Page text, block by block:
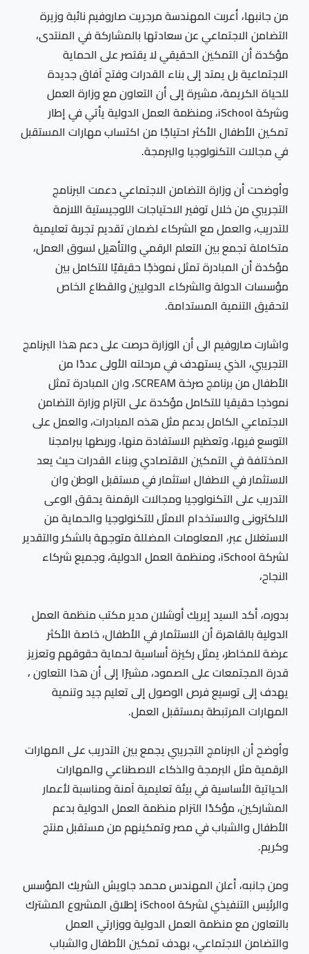
من جانبها، أعربت المهندسة مرجريت صاروفيم نائبة وزيرة
التضامن الاجتماعي عن سعادتها بالمشاركة في المنتدى،
مؤكدة أن التمكين الحقيقي لا يقتصر على الحماية
الاجتماعية بل يمتد إلى بناء القدرات وفتح آفاق جديدة
للحياة الكريمة، مشيرة إلى أن التعاون مع وزارة العمل
وشركة iSchool، ومنظمة العمل الدولية يأتي في إطار
تمكين الأطفال الأكثر احتياجًا من اكتساب مهارات المستقبل
في مجالات التكنولوجيا والبرمجة.
وأوضحت أن وزارة التضامن الاجتماعي دعمت البرنامج
التجريبي من خلال توفير الاحتياجات اللوجيستية اللازمة
للتدريب، والعمل مع الشركاء لضمان تقديم تجربة تعليمية
متكاملة تجمع بين التعلم الرقمي والتأهيل لسوق العمل،
مؤكدة أن المبادرة تمثل نموذجًا حقيقيًا للتكامل بين
مؤسسات الدولة والشركاء الدوليين والقطاع الخاص
لتحقيق التنمية المستدامة.
واشارت صاروفيم الى أن الوزارة حرصت على دعم هذا البرنامج
التجريبي، الذي يستهدف في مرحلته الأولى عددًا من
الأطفال من برنامج صرخة SCREAM، وان المبادرة تمثل
نموذجا حقيقيا للتكامل مؤكدة على التزام وزارة التضامن
الاجتماعي الكامل بدعم مثل هذه المبادرات، والعمل على
التوسع فيها، وتعظيم الاستفادة منها، وربطها ببرامجنا
المختلفة في التمكين الاقتصادي وبناء القدرات حيث يعد
الاستثمار في الاطفال استثمار في مستقبل الوطن وان
التدريب على التكنولوجيا ومجالات الرقمنة يحقق الوعى
الالكترونى والاستخدام الامثل للتكنولوجيا والحماية من
الاستغلال عبر، المعلومات المضللة متوجهة بالشكر والتقدير
لشركة iSchool، ومنظمة العمل الدولية، وجميع شركاء
النجاح،
بدوره، أكد السيد إيريك أوشلان مدير مكتب منظمة العمل
الدولية بالقاهرة أن الاستثمار في الأطفال، خاصة الأكثر
عرضة للمخاطر، يمثل ركيزة أساسية لحماية حقوقهم وتعزيز
قدرة المجتمعات على الصمود، مشيرًا إلى أن هذا التعاون ،
يهدف إلى توسيع فرص الوصول إلى تعليم جيد وتنمية
المهارات المرتبطة بمستقبل العمل.
وأوضح أن البرنامج التجريبي يجمع بين التدريب على المهارات
الرقمية مثل البرمجة والذكاء الاصطناعي والمهارات
الحياتية الأساسية في بيئة تعليمية آمنة ومناسبة لأعمار
المشاركين، مؤكدًا التزام منظمة العمل الدولية بدعم
الأطفال والشباب في مصر وتمكينهم من مستقبل منتج
وكريم.
ومن جانبه، أعلن المهندس محمد جاويش الشريك المؤسس
والرئيس التنفيذي لشركة iSchool إطلاق المشروع المشترك
بالتعاون مع منظمة العمل الدولية ووزارتي العمل
والتضامن الاجتماعي، بهدف تمكين الأطفال والشباب